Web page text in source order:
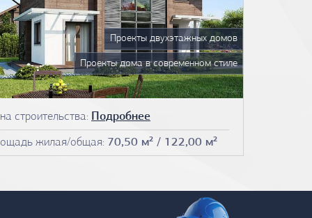
строительства: Подробнее
жилая/общая: 70,50 м² / 122,00 м²
Проекты двухэтажных домов
Проекты дома в современном стиле